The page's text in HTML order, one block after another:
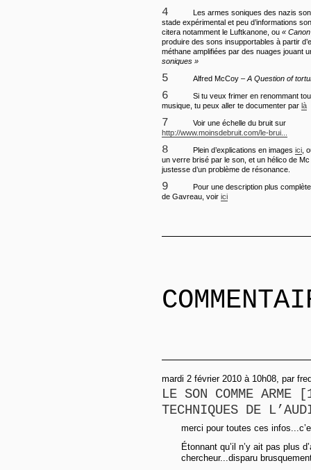
4
Les armes soniques des nazis
stade expérimental et peu d’informations
citera notamment le Luftkanone, ou «
produire des sons insupportables à partir
méthane amplifiées par des nuages jouant
soniques »
5 Alfred McCoy – A Question of
6
Si tu veux frimer en renommant
musique, tu peux aller te documenter par là
7
Voir une échelle du bruit sur
http://www.moinsdebruit.com/le-brui...
8 Plein d’explications en images ici ,
un verre brisé par le son, et un hélico de
justesse d’un problème de résonance.
9
Pour une description plus
de Gavreau, voir ici
mardi 2 février 2010 à 10h08, par
LE SON COMME
TECHNIQUES DE
merci pour toutes ces
Étonnant qu’il n’y ait pas plus
chercheur...disparu